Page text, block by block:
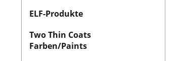
ELF-Produkte
Two Thin Coats
Farben/Paints